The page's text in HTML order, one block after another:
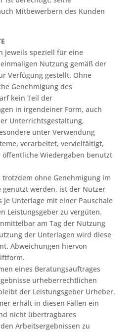
Mitbewerbern des Kunden
jeweils speziell für eine
Nutzung gemäß der
Verfügung gestellt. Ohne
Genehmigung des
kein Teil der
in irgendeiner Form, auch
Unterrichtsgestaltung,
unter Verwendung
verarbeitet, vervielfältigt,
Wiedergaben benutzt
ohne Genehmigung im
genutzt werden, ist der Nutzer
je Unterlage mit einer Pauschale
Leistungsgeber zu vergüten.
am Tag der Nutzung
der Unterlagen wird diese
Abweichungen hiervon
eines Beratungsauftrages
urheberrechtlichen
der Leistungsgeber Urheber.
erhält in diesen Fällen ein
nicht übertragbares
Arbeitsergebnissen zu